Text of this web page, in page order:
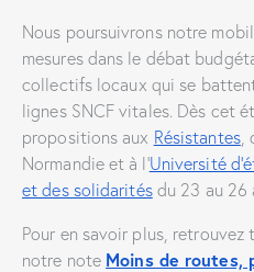
Nous poursuivrons notre
mesures dans le débat
collectifs locaux qui se
lignes SNCF vitales. Dès cet
propositions aux Résistantes,
Normandie et à l’Université
et des solidaritésdu 23 au 26
Pour en savoir plus, retrouvez
notre note Moins de routes,